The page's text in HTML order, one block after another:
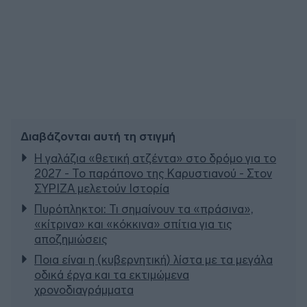
Διαβάζονται αυτή τη στιγμή
Η γαλάζια «θετική ατζέντα» στο δρόμο για το
2027 - Το παράπονο της Καρυστιανού - Στον
ΣΥΡΙΖΑ μελετούν Ιστορία
Πυρόπληκτοι: Τι σημαίνουν τα «πράσινα»,
«κίτρινα» και «κόκκινα» σπίτια για τις
αποζημιώσεις
Ποια είναι η (κυβερνητική) λίστα με τα μεγάλα
οδικά έργα και τα εκτιμώμενα
χρονοδιαγράμματα